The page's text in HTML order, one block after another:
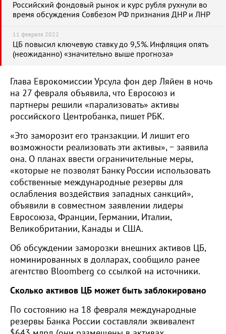
Российский фондовый рынок и курс рубля рухнули во
время обсуждения Совбезом РФ признания ДНР и ЛНР
11 февраля 2022
ЦБ повысил ключевую ставку до 9,5%. Инфляция опять
(неожиданно) «значительно выше прогноза»
Глава Еврокомиссии Урсула фон дер Ляйен в ночь
на 27 февраля объявила, что Евросоюз и
партнеры решили «парализовать» активы
российского Центробанка, пишет РБК.
«Это заморозит его транзакции. И лишит его
возможности реализовать эти активы», − заявила
она. О планах ввести ограничительные меры,
«которые не позволят Банку России использовать
собственные международные резервы для
ослабления воздействия западных санкций»,
объявили в совместном заявлении лидеры
Евросоюза, Франции, Германии, Италии,
Великобритании, Канады и США.
Об обсуждении заморозки внешних активов ЦБ,
номинированных в долларах, сообщило ранее
агентство Bloomberg со ссылкой на источники.
Сколько активов ЦБ может быть заблокировано
По состоянию на 18 февраля международные
резервы Банка России составляли эквивалент